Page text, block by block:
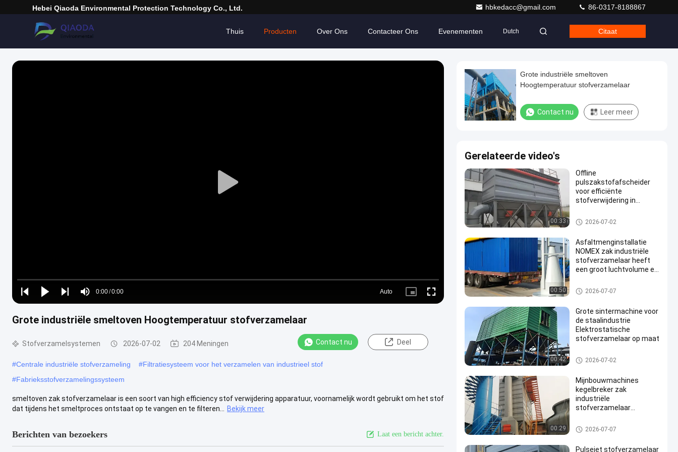
Hebei Qiaoda Environmental Protection Technology Co., Ltd. hbkedacc@gmail.com 86-0317-8188867
Thuis Producten Over Ons Contacteer Ons Evenementen Dutch Citaat
Play
Play
Play
Play
Mute
Time
0:00/0:00
Loaded:
0%
Auto
Picture- Fullscreen
Grote industriële smeltoven Hoogtemperatuur stofverzamelaar
Stofverzamelsystemen 2026-07-02 204 Meningen Contact nu Deel
#Centrale industriële stofverzameling #Filtratiesysteem voor het verzamelen van industrieel stof
#Fabrieksstofverzamelingssysteem
smeltoven zak stofverzamelaar is een soort van high efficiency stof verwijdering apparatuur, voornamelijk wordt gebruikt om het stof
dat tijdens het smeltproces ontstaat op te vangen en te filteren...
Bekijk meer
Berichten van bezoekers Laat een bericht achter.
Grote industriële smeltoven
Hoogtemperatuur stofverzamelaar
Contact nu Leer meer
Gerelateerde video's
00:33
Offline
pulszakstofafscheider
voor efficiënte
stofverwijdering in
Zakkenfilterstofafscheiders
2026-07-02
00:50
Asfaltmenginstallatie
NOMEX zak industriële
stofverzamelaar heeft
een groot luchtvolume en
Zakkenfilterstofafscheiders
2026-07-07
00:42
Grote sintermachine voor
de staalindustrie
Elektrostatische
stofverzamelaar op maat
Zakkenfilterstofafscheiders
2026-07-02
00:29
Mijnbouwmachines
kegelbreker zak
industriële
stofverzamelaar
Zakkenfilterstofafscheiders
2026-07-07
Pulsejet stofverzamelaar